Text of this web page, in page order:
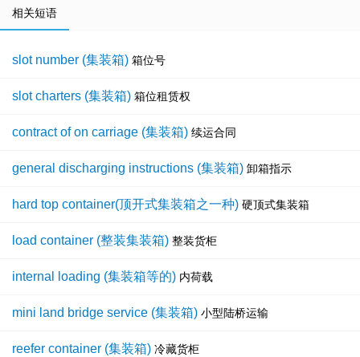
相关短语
slot number (集装箱) 箱位号
slot charters (集装箱) 箱位租赁权
contract of on carriage (集装箱) 续运合同
general discharging instructions (集装箱) 卸箱指示
hard top container(顶开式集装箱之一种) 硬顶式集装箱
load container (整装集装箱) 整装货柜
internal loading (集装箱等的) 内荷载
mini land bridge service (集装箱) 小型陆桥运输
reefer container (集装箱) 冷藏货柜